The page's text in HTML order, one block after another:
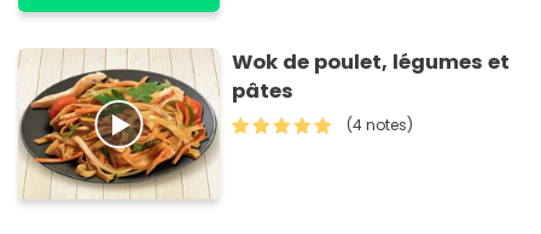
Wok de poulet, légumes et
pâtes
(4 notes)